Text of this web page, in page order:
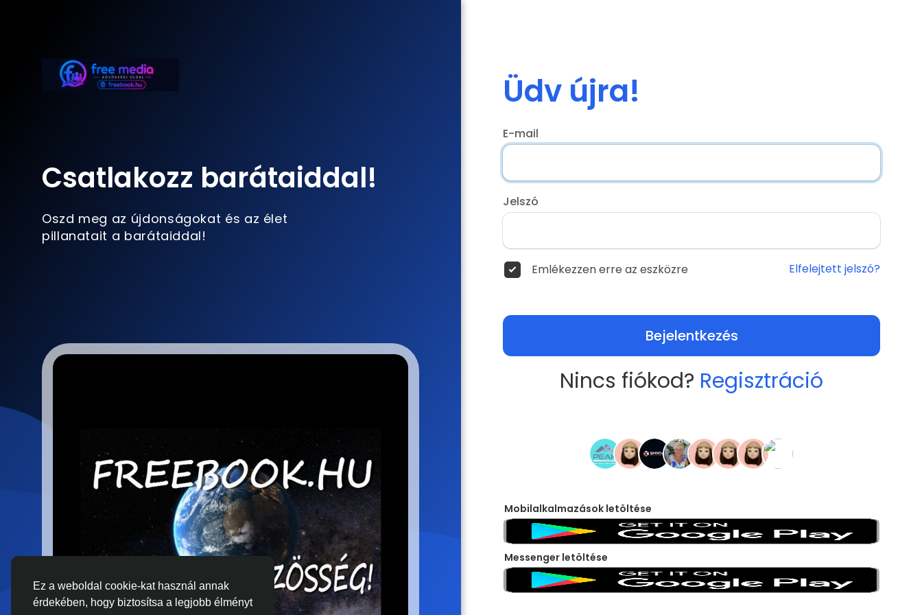
Ez a weboldal cookie-kat használ annak
érdekében, hogy biztosítsa a legjobb élményt
Csatlakozz barátaiddal!
Oszd meg az újdonságokat és az élet
pillanatait a barátaiddal!
Üdv újra!
E-mail
Jelszó
Emlékezzen erre az eszközre Elfelejtett jelszó?
Bejelentkezés
Nincs fiókod? Regisztráció
Mobilalkalmazások letöltése
Messenger letöltése